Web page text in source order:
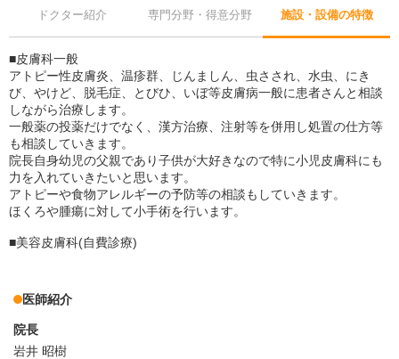
ドクター紹介 専門分野・得意分野 施設・設備の特徴
■皮膚科一般
アトピー性皮膚炎、温疹群、じんましん、虫さされ、水虫、にき
び、やけど、脱毛症、とびひ、いぼ等皮膚病一般に患者さんと相談
しながら治療します。
一般薬の投薬だけでなく、漢方治療、注射等を併用し処置の仕方等
も相談していきます。
院長自身幼児の父親であり子供が大好きなので特に小児皮膚科にも
力を入れていきたいと思います。
アトピーや食物アレルギーの予防等の相談もしていきます。
ほくろや腫瘍に対して小手術を行います。
■美容皮膚科(自費診療)
医師紹介
院長
岩井 昭樹